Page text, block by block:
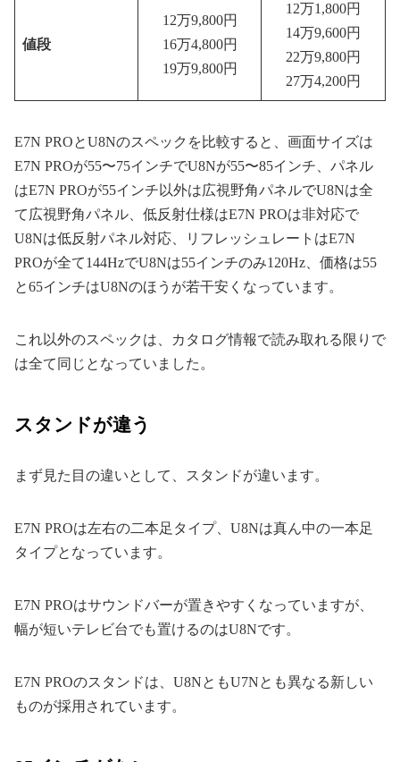
値段
12万9,800円
16万4,800円
19万9,800円
12万1,800円
14万9,600円
22万9,800円
27万4,200円
E7N PROとU8Nのスペックを比較すると、画面サイズは
E7N PROが55〜75インチでU8Nが55〜85インチ、パネル
はE7N PROが55インチ以外は広視野角パネルでU8Nは全
て広視野角パネル、低反射仕様はE7N PROは非対応で
U8Nは低反射パネル対応、リフレッシュレートはE7N
PROが全て144HzでU8Nは55インチのみ120Hz、価格は55
と65インチはU8Nのほうが若干安くなっています。
これ以外のスペックは、カタログ情報で読み取れる限りで
は全て同じとなっていました。
スタンドが違う
まず見た目の違いとして、スタンドが違います。
E7N PROは左右の二本足タイプ、U8Nは真ん中の一本足
タイプとなっています。
E7N PROはサウンドバーが置きやすくなっていますが、
幅が短いテレビ台でも置けるのはU8Nです。
E7N PROのスタンドは、U8NともU7Nとも異なる新しい
ものが採用されています。